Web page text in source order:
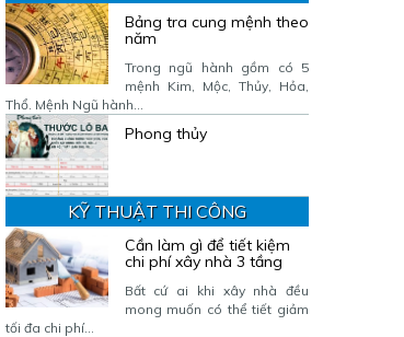
Bảng tra cung mệnh theo
năm
Trong ngũ hành gồm có 5
mệnh Kim, Mộc, Thủy, Hỏa,
Thổ. Mệnh Ngũ hành...
Phong thủy
KỸ THUẬT THI CÔNG
Cần làm gì để tiết kiệm
chi phí xây nhà 3 tầng
Bất cứ ai khi xây nhà đều
mong muốn có thể tiết giảm
tối đa chi phí...